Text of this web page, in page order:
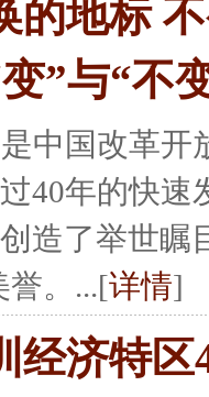
的地标
”与“不
中国改革开
40年的快
造了举世瞩
誉。...[详情]
经济特区